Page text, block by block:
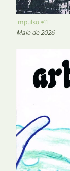
Impulso #11
Maio de 2026